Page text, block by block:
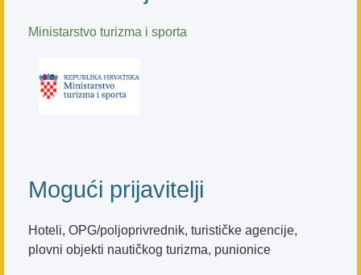
Ministarstvo turizma i sporta
Mogući prijavitelji
Hoteli, OPG/poljoprivrednik, turističke agencije,
plovni objekti nautičkog turizma, punionice